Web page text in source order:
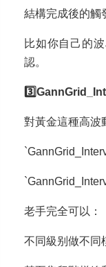
結構完成後的觸
比如你自己的
認。
對黃金這種高波
老手完全可以：
不同級别做不同